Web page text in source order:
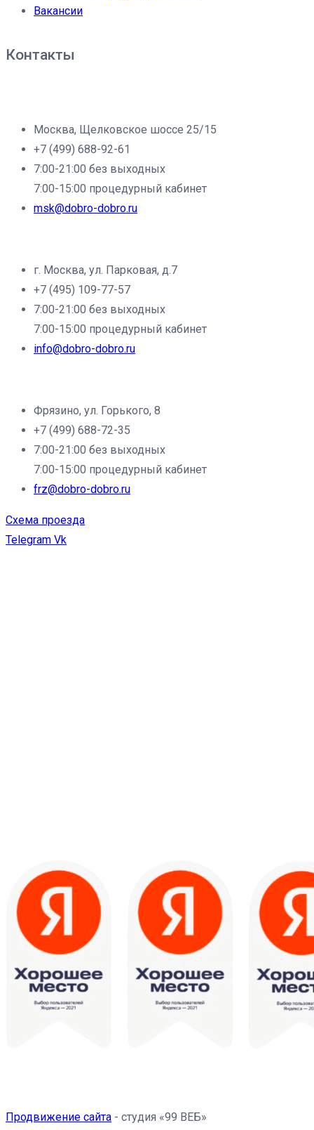
Вакансии
Контакты
Москва, Щелковское шоссе 25/15
+7 (499) 688-92-61
7:00-21:00 без выходных
7:00-15:00 процедурный кабинет
msk@dobro-dobro.ru
г. Москва, ул. Парковая, д.7
+7 (495) 109-77-57
7:00-21:00 без выходных
7:00-15:00 процедурный кабинет
info@dobro-dobro.ru
Фрязино, ул. Горького, 8
+7 (499) 688-72-35
7:00-21:00 без выходных
7:00-15:00 процедурный кабинет
frz@dobro-dobro.ru
Схема проезда
Telegram Vk
Продвижение сайта - студия «99 ВЕБ»